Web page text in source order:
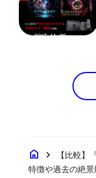
home chevron_right
【比較】
特徴や過去の絶